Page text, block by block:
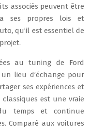
associés peuvent être
ses propres lois et
qu’il est essentiel de
au tuning de Ford
lieu d’échange pour
ses expériences et
est une vraie
temps et continue
Comparé aux voitures